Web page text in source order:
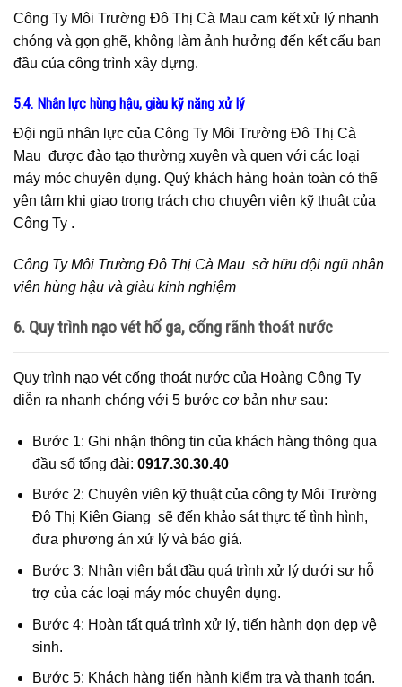
Công Ty Môi Trường Đô Thị Cà Mau cam kết xử lý nhanh
chóng và gọn ghẽ, không làm ảnh hưởng đến kết cấu ban
đầu của công trình xây dựng.
5.4. Nhân lực hùng hậu, giàu kỹ năng xử lý
Đội ngũ nhân lực của Công Ty Môi Trường Đô Thị Cà
Mau được đào tạo thường xuyên và quen với các loại
máy móc chuyên dụng. Quý khách hàng hoàn toàn có thể
yên tâm khi giao trọng trách cho chuyên viên kỹ thuật của
Công Ty .
Công Ty Môi Trường Đô Thị Cà Mau sở hữu đội ngũ nhân
viên hùng hậu và giàu kinh nghiệm
6. Quy trình nạo vét hố ga, cống rãnh thoát nước
Quy trình nạo vét cống thoát nước của Hoàng Công Ty
diễn ra nhanh chóng với 5 bước cơ bản như sau:
Bước 1: Ghi nhận thông tin của khách hàng thông qua
đầu số tổng đài: 0917.30.30.40
Bước 2: Chuyên viên kỹ thuật của công ty Môi Trường
Đô Thị Kiên Giang sẽ đến khảo sát thực tế tình hình,
đưa phương án xử lý và báo giá.
Bước 3: Nhân viên bắt đầu quá trình xử lý dưới sự hỗ
trợ của các loại máy móc chuyên dụng.
Bước 4: Hoàn tất quá trình xử lý, tiến hành dọn dẹp vệ
sinh.
Bước 5: Khách hàng tiến hành kiểm tra và thanh toán.